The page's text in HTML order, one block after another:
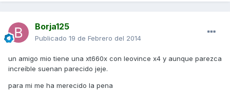
Borja125
Publicado 19 de Febrero del 2014
un amigo mio tiene una xt660x con leovince x4 y aunque parezca
increíble suenan parecido jeje.
para mi me ha merecido la pena